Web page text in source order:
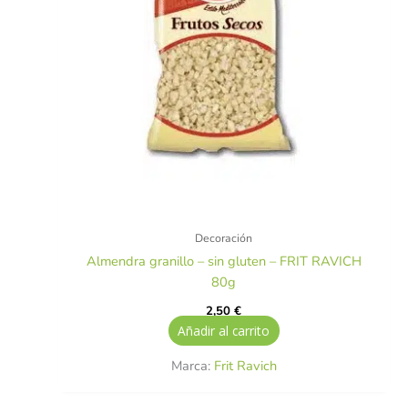
Decoración
Almendra granillo – sin gluten – FRIT RAVICH
80g
2,50€
Añadir al carrito
Marca: Frit Ravich